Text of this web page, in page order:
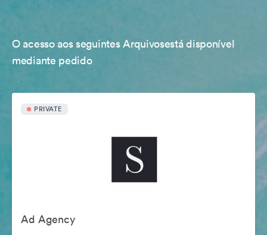
O acesso aos seguintes Arquivosestá disponível
mediante pedido
PRIVATE
Ad Agency